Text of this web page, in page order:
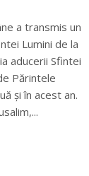
a transmis un
Lumini de la
aducerii Sfintei
Părintele
și în acest an.